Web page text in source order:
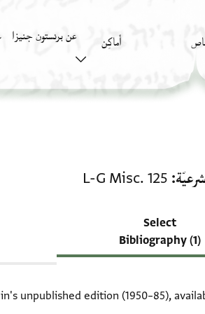
أَماكِن عن برنستون جنيزا
L-G Misc. 125
Select
Bibliography (1)
unpublished edition (1950–85),